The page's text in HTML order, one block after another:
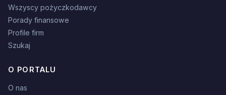
Wszyscy pożyczkodawcy
Porady finansowe
Profile firm
Szukaj
O PORTALU
O nas